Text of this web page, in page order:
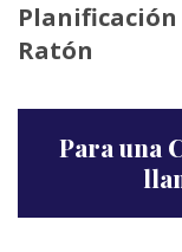
Ratón
Para una